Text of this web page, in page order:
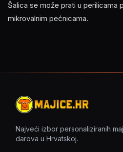
Šalica se može prati u perilicama
mikrovalnim pećnicama.
Najveći izbor personaliziranih
darova u Hrvatskoj.